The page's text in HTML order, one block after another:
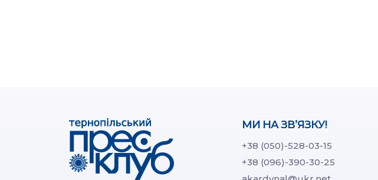
МИ НА ЗВ’ЯЗКУ!
+38 (050)-528-03-15
+38 (096)-390-30-25